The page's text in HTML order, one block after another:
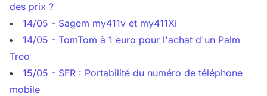
des prix ?
14/05 - Sagem my411v et my411Xi
14/05 - TomTom à 1 euro pour l'achat d'un Palm
Treo
15/05 - SFR : Portabilité du numéro de téléphone
mobile